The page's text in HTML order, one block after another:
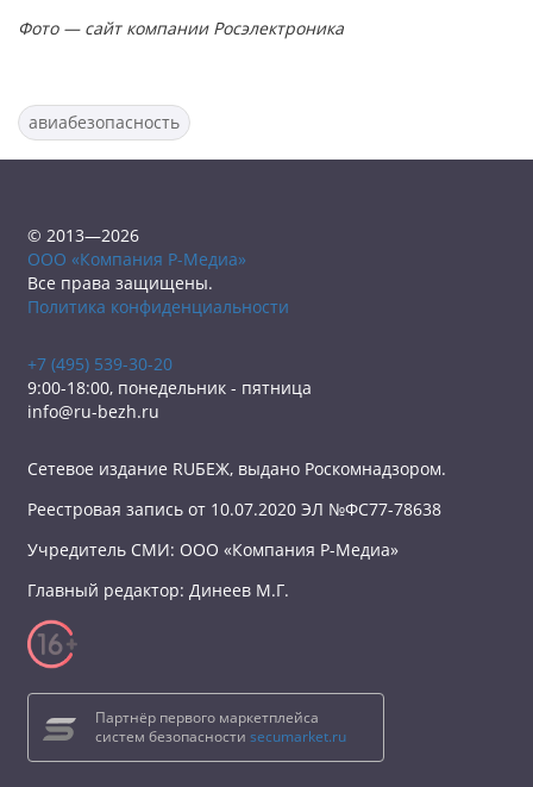
Фото — сайт компании Росэлектроника
авиабезопасность
© 2013—2026
ООО «Компания Р-Медиа»
Все права защищены.
Политика конфиденциальности
+7 (495) 539-30-20
9:00-18:00, понедельник - пятница
info@ru-bezh.ru
Сетевое издание RUБЕЖ, выдано Роскомнадзором.
Реестровая запись от 10.07.2020 ЭЛ №ФС77-78638
Учредитель СМИ: ООО «Компания Р-Медиа»
Главный редактор: Динеев М.Г.
Партнёр первого маркетплейса
систем безопасности secumarket.ru